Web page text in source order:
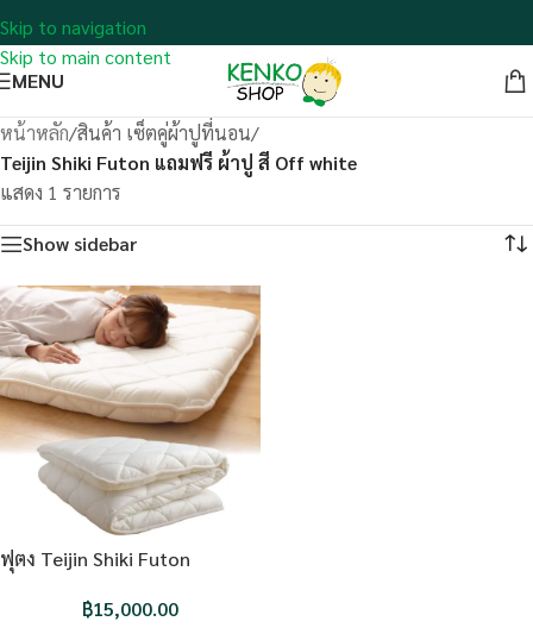
Skip to navigation
Skip to main content
MENU
หน้าหลัก/สินค้า เซ็ตคู่ผ้าปูที่นอน/
Teijin Shiki Futon แถมฟรี ผ้าปู สี Off white
แสดง 1 รายการ
Show sidebar
ฟุตง Teijin Shiki Futon
฿15,000.00